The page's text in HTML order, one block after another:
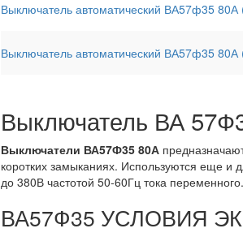
Выключатель автоматический ВА57ф35 80А
Выключатель автоматический ВА57ф35
Выключатель ВА
Выключатели ВА57Ф35 80А
коротких замыканиях. Используются еще
до 380В частотой 50-60Гц тока переменного.
ВА57Ф35 УСЛОВИЯ